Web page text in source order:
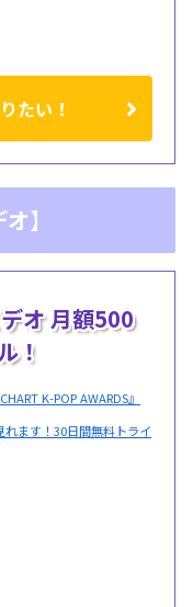
たい！
】
オ 月額500
！
K-POP AWARDS』
れます！30日間無料トライ